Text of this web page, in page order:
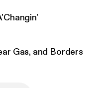
Gas, and Borders